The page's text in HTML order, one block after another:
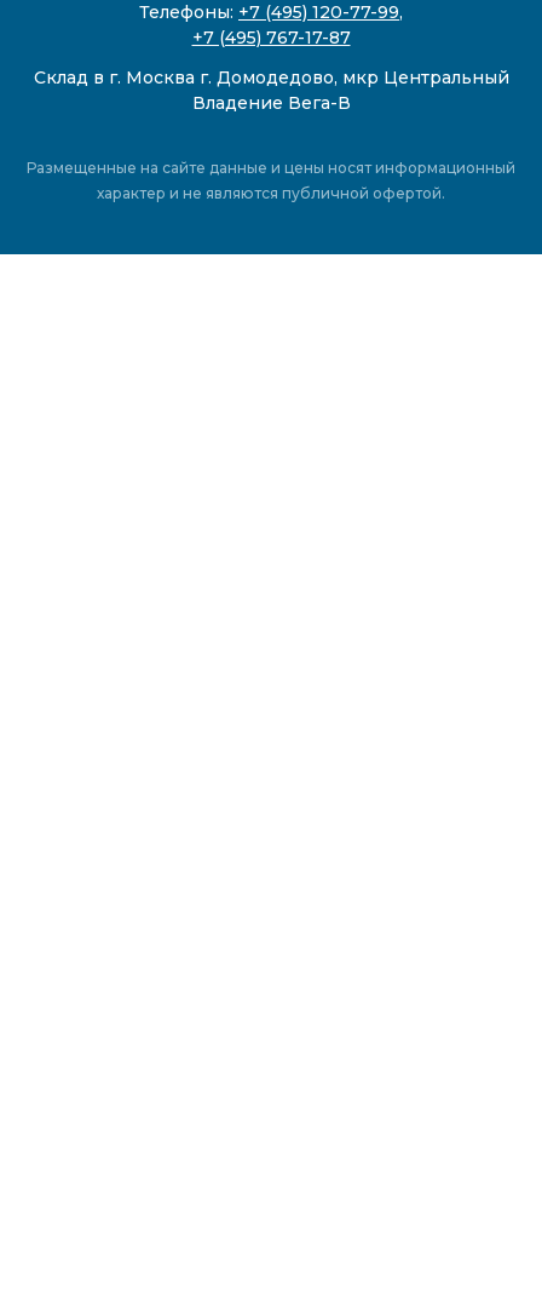
Телефоны: +7 (495) 120-77-99,
+7 (495) 767-17-87
Склад в г. Москва г. Домодедово, мкр Центральный
Владение Вега-В
Размещенные на сайте данные и цены носят информационный
характер и не являются публичной офертой.